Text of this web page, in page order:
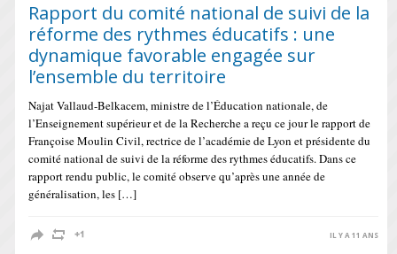
Rapport du comité national de suivi de la
réforme des rythmes éducatifs : une
dynamique favorable engagée sur
l’ensemble du territoire
Najat Vallaud-Belkacem, ministre de l’Éducation nationale, de
l’Enseignement supérieur et de la Recherche a reçu ce jour le rapport de
Françoise Moulin Civil, rectrice de l’académie de Lyon et présidente du
comité national de suivi de la réforme des rythmes éducatifs. Dans ce
rapport rendu public, le comité observe qu’après une année de
généralisation, les […]
IL Y A 11 ANS